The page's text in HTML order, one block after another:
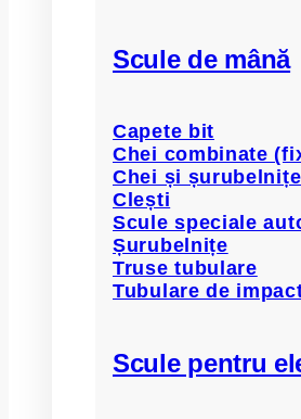
Scule de mână
Capete bit
Chei combinate
Chei și
Clești
Scule speciale
Șurubelnițe
Truse tubulare
Tubulare de
Scule pentru